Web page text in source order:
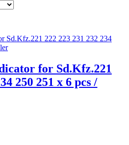
for Sd.Kfz.221
250 251 x 6 pcs /